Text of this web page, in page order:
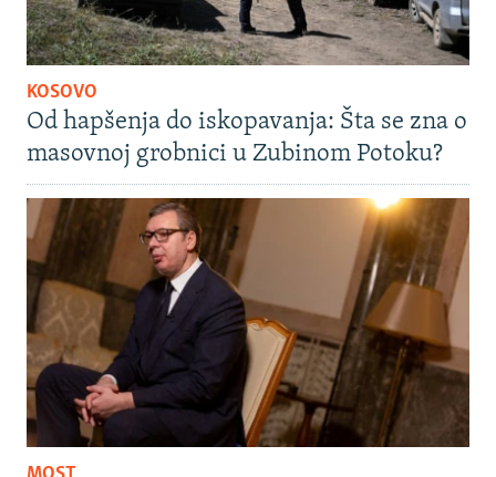
KOSOVO
Od hapšenja do iskopavanja: Šta se zna o
masovnoj grobnici u Zubinom Potoku?